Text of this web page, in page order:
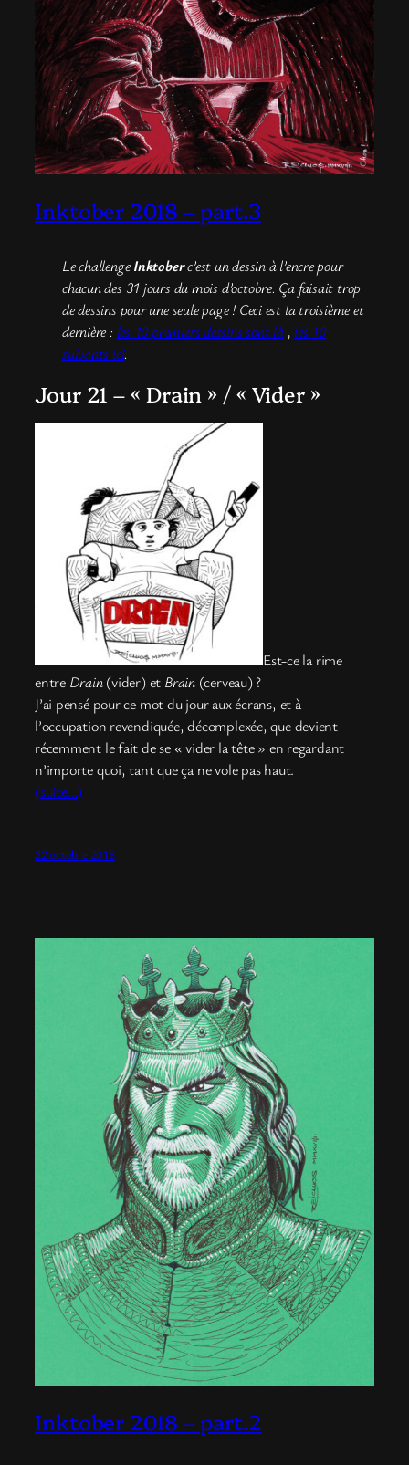
Inktober 2018 – part.3
Le challengeInktoberc’est un dessin à l’encre pour
chacun des 31 jours du mois d’octobre. Ça faisait trop
de dessins pour une seule page ! Ceci est la troisième et
dernière : les 10 premiers dessins sont là, les 10
suivants ici.
Jour 21 – « Drain » / « Vider »
Est-ce la rime
entre Drain(vider) et Brain(cerveau) ?
J’ai pensé pour ce mot du jour aux écrans, et à
l’occupation revendiquée, décomplexée, que devient
récemment le fait de se « vider la tête » en regardant
n’importe quoi, tant que ça ne vole pas haut.
(suite…)
22 octobre 2018
Inktober 2018 – part.2